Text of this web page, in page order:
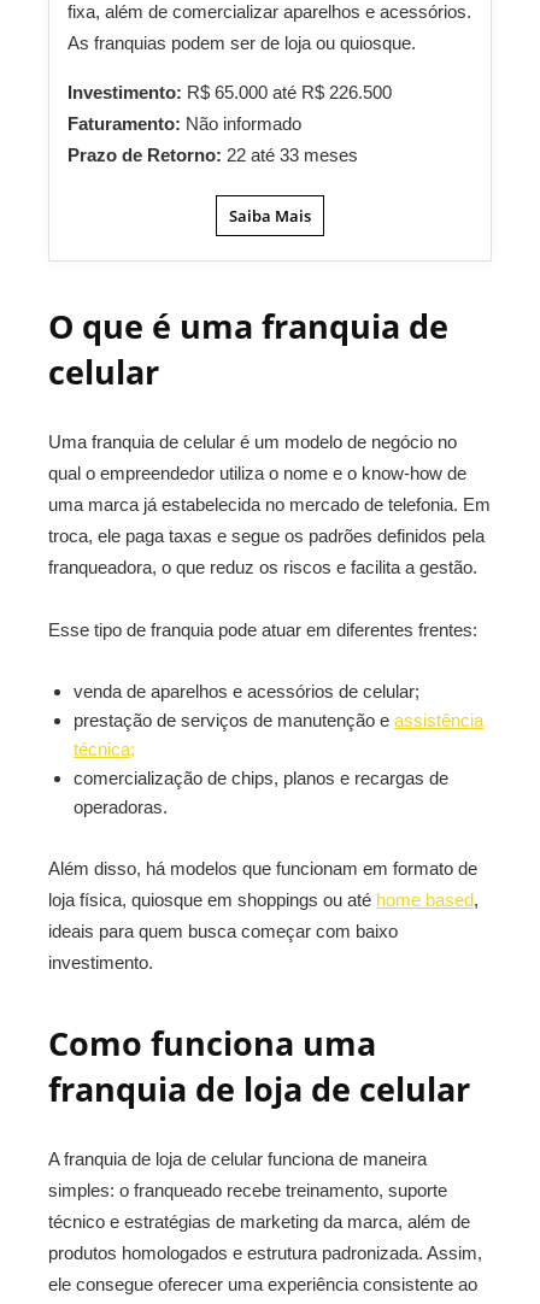
fixa, além de comercializar aparelhos e acessórios.
As franquias podem ser de loja ou quiosque.
Investimento: R$ 65.000 até R$ 226.500
Faturamento: Não informado
Prazo de Retorno: 22 até 33 meses
Saiba Mais
O que é uma franquia de
celular
Uma franquia de celular é um modelo de negócio no
qual o empreendedor utiliza o nome e o know-how de
uma marca já estabelecida no mercado de telefonia. Em
troca, ele paga taxas e segue os padrões definidos pela
franqueadora, o que reduz os riscos e facilita a gestão.
Esse tipo de franquia pode atuar em diferentes frentes:
venda de aparelhos e acessórios de celular;
prestação de serviços de manutenção e assistência
técnica;
comercialização de chips, planos e recargas de
operadoras.
Além disso, há modelos que funcionam em formato de
loja física, quiosque em shoppings ou até home based,
ideais para quem busca começar com baixo
investimento.
Como funciona uma
franquia de loja de celular
A franquia de loja de celular funciona de maneira
simples: o franqueado recebe treinamento, suporte
técnico e estratégias de marketing da marca, além de
produtos homologados e estrutura padronizada. Assim,
ele consegue oferecer uma experiência consistente ao